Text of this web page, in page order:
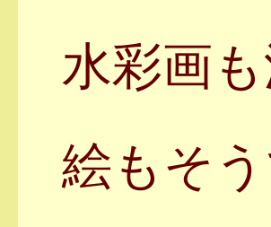
水彩画
絵もそ